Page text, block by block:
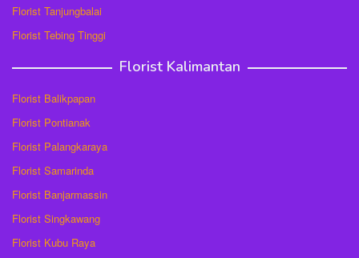
Florist Tanjungbalai
Florist Tebing Tinggi
Florist Kalimantan
Florist Balikpapan
Florist Pontianak
Florist Palangkaraya
Florist Samarinda
Florist Banjarmassin
Florist Singkawang
Florist Kubu Raya